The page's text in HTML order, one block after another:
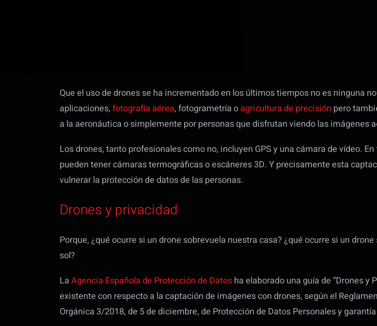
Que el uso de drones se ha incrementado en los últimos tiempos no es ninguna
aplicaciones,fotografía aérea, fotogrametría oagricultura de precisión pero
a la aeronáutica o simplemente por personas que disfrutan viendo las imágenes
Los drones, tanto profesionales como no, incluyen GPS y una cámara de vídeo.
pueden tener cámaras termográficas o escáneres 3D. Y precisamente esta
vulnerar la protección de datos de las personas.
Drones y privacidad
Porque, ¿qué ocurre si un drone sobrevuela nuestra casa? ¿qué ocurre si un
sol?
LaAgencia Española de Protección de Datosha elaborado una guía de “Drones y
existente con respecto a la captación de imágenes con drones, según el
Orgánica 3/2018, de 5 de diciembre, de Protección de Datos Personales y